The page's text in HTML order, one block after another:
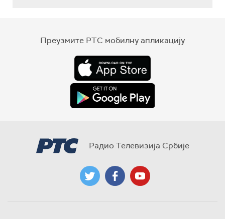
Преузмите РТС мобилну апликацију
Радио Телевизија Србије